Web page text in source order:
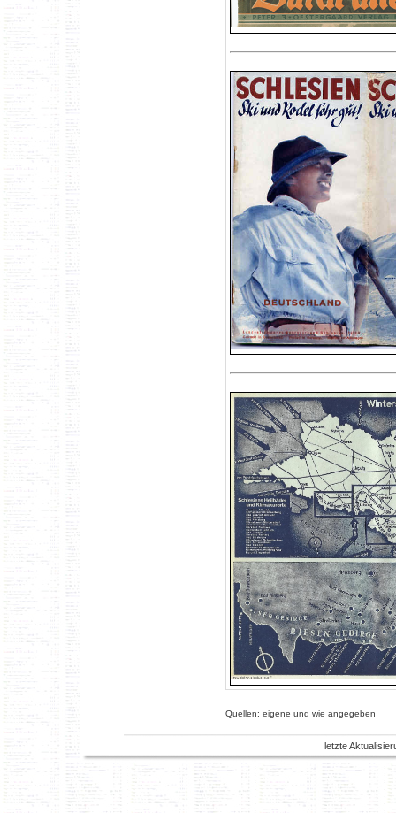
Quellen: eigene und wie angegeben
letzte